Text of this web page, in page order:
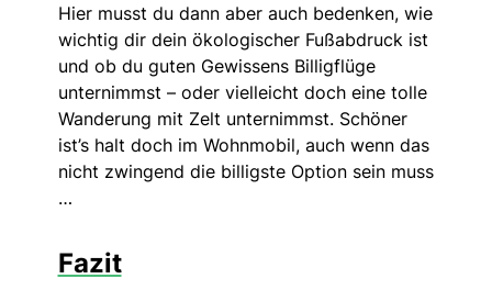
Hier musst du dann aber auch bedenken, wie
wichtig dir dein ökologischer Fußabdruck ist
und ob du guten Gewissens Billigflüge
unternimmst – oder vielleicht doch eine tolle
Wanderung mit Zelt unternimmst. Schöner
ist’s halt doch im Wohnmobil, auch wenn das
nicht zwingend die billigste Option sein muss
…
Fazit